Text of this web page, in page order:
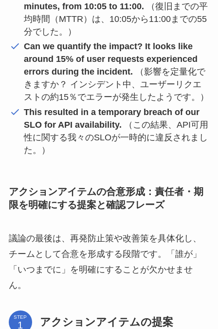
minutes, from 10:05 to 11:00. （復旧までの平
均時間（MTTR）は、10:05から11:00までの55
分でした。）
Can we quantify the impact? It looks like
around 15% of user requests experienced
errors during the incident. （影響を定量化で
きますか？ インシデント中、ユーザーリクエ
ストの約15％でエラーが発生したようです。）
This resulted in a temporary breach of our
SLO for API availability. （この結果、API可用
性に関する我々のSLOが一時的に違反されまし
た。）
アクションアイテムの合意形成：責任者・期
限を明確にする提案と確認フレーズ
議論の最後は、再発防止策や改善策を具体化し、
チームとして合意を形成する段階です。「誰が」
「いつまでに」を明確にすることが欠かせませ
ん。
STEP アクションアイテムの提案